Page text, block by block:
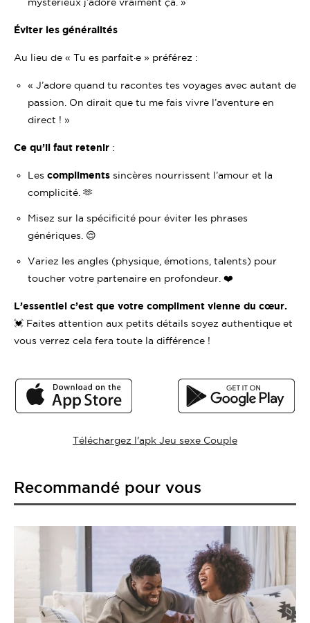
Éviter les généralités
Au lieu de « Tu es parfait·e » préférez :
« J’adore quand tu racontes tes voyages avec autant de
passion. On dirait que tu me fais vivre l’aventure en
direct ! »
Ce qu’il faut retenir :
Les compliments sincères nourrissent l’amour et la
complicité. 🫶
Misez sur la spécificité pour éviter les phrases
génériques. 😌
Variez les angles (physique, émotions, talents) pour
toucher votre partenaire en profondeur. ❤️
L’essentiel c’est que votre compliment vienne du cœur.
💓 Faites attention aux petits détails soyez authentique et
vous verrez cela fera toute la différence !
Téléchargez l'apk Jeu sexe Couple
Recommandé pour vous